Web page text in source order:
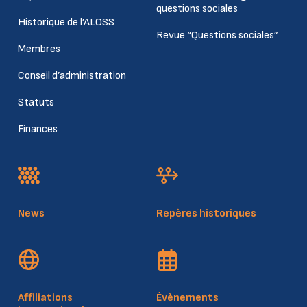
Historique de l’ALOSS
Membres
Conseil d’administration
Statuts
Finances
questions sociales
Revue “Questions sociales”
News Repères historiques
Affiliations
Évènements
Declining birth rates in
Europe ‒ Social security
challenges and responses –
28–29 April 2026 |
Valletta, Malta
Caisse pour l'avenir des enfants